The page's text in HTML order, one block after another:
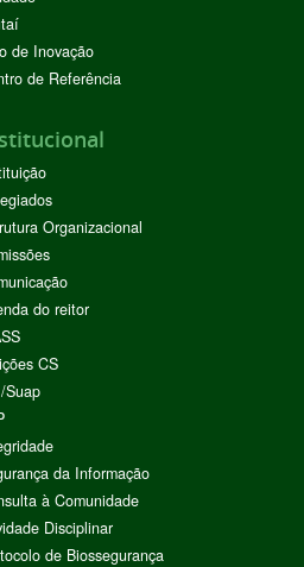
de Inovação
de Referência
Organizacional
do reitor
CS
Suap
da Informação
à Comunidade
Disciplinar
de Biossegurança